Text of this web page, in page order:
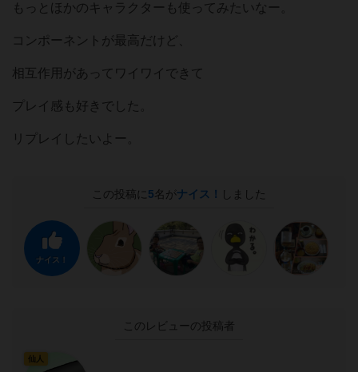
もっとほかのキャラクターも使ってみたいなー。
コンポーネントが最高だけど、
相互作用があってワイワイできて
プレイ感も好きでした。
リプレイしたいよー。
この投稿に 5名がナイス！ しました
ナイス！
このレビューの投稿者
仙人